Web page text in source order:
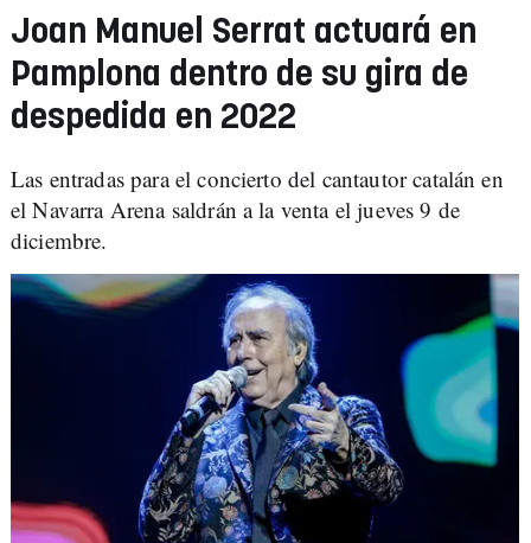
Joan Manuel Serrat actuará en
Pamplona dentro de su gira de
despedida en 2022
Las entradas para el concierto del cantautor catalán en
el Navarra Arena saldrán a la venta el jueves 9 de
diciembre.